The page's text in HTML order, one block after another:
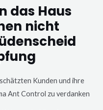
das Haus
nicht
Kunden und ihre
Ant Control zu verdanken